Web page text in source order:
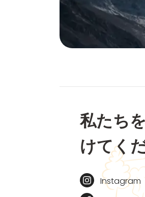
私たち
けてく
Instagram